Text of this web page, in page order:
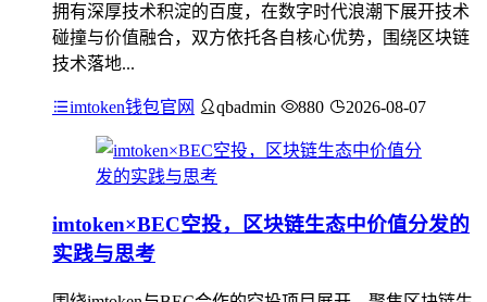
拥有深厚技术积淀的百度，在数字时代浪潮下展开技术
碰撞与价值融合，双方依托各自核心优势，围绕区块链
技术落地...
imtoken钱包官网 qbadmin 880 2026-08-07
imtoken×BEC空投，区块链生态中价值分发的
实践与思考